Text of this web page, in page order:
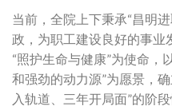
当前，全院上下秉承“昌明
政，为职工建设良好的事业
“照护生命与健康”为使命，
和强劲的动力源”为愿景，
入轨道、三年开局面”的阶